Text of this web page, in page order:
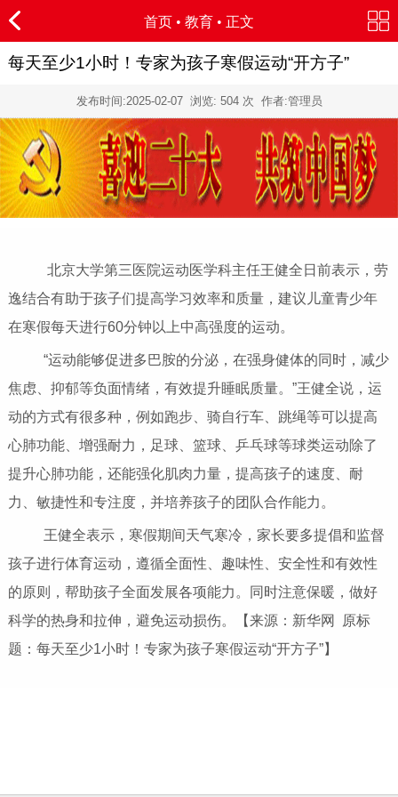
首页 • 教育 • 正文
每天至少1小时！专家为孩子寒假运动“开方子”
发布时间:2025-02-07浏览: 504 次 作者:管理员
北京大学第三医院运动医学科主任王健全日前表示，劳
逸结合有助于孩子们提高学习效率和质量，建议儿童青少年
在寒假每天进行60分钟以上中高强度的运动。
“运动能够促进多巴胺的分泌，在强身健体的同时，减少
焦虑、抑郁等负面情绪，有效提升睡眠质量。”王健全说，运
动的方式有很多种，例如跑步、骑自行车、跳绳等可以提高
心肺功能、增强耐力，足球、篮球、乒乓球等球类运动除了
提升心肺功能，还能强化肌肉力量，提高孩子的速度、耐
力、敏捷性和专注度，并培养孩子的团队合作能力。
王健全表示，寒假期间天气寒冷，家长要多提倡和监督
孩子进行体育运动，遵循全面性、趣味性、安全性和有效性
的原则，帮助孩子全面发展各项能力。同时注意保暖，做好
科学的热身和拉伸，避免运动损伤。【来源：新华网 原标
题：每天至少1小时！专家为孩子寒假运动“开方子”】